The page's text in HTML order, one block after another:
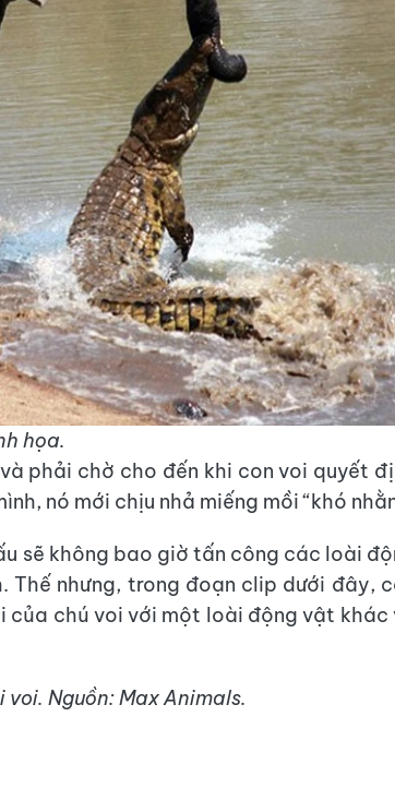
họa.
phải chờ cho đến khi con voi quyết
nó mới chịu nhả miếng mồi “khó
sẽ không bao giờ tấn công các loài
nhưng, trong đoạn clip dưới đây,
của chú voi với một loài động vật khác
voi. Nguồn: Max Animals.